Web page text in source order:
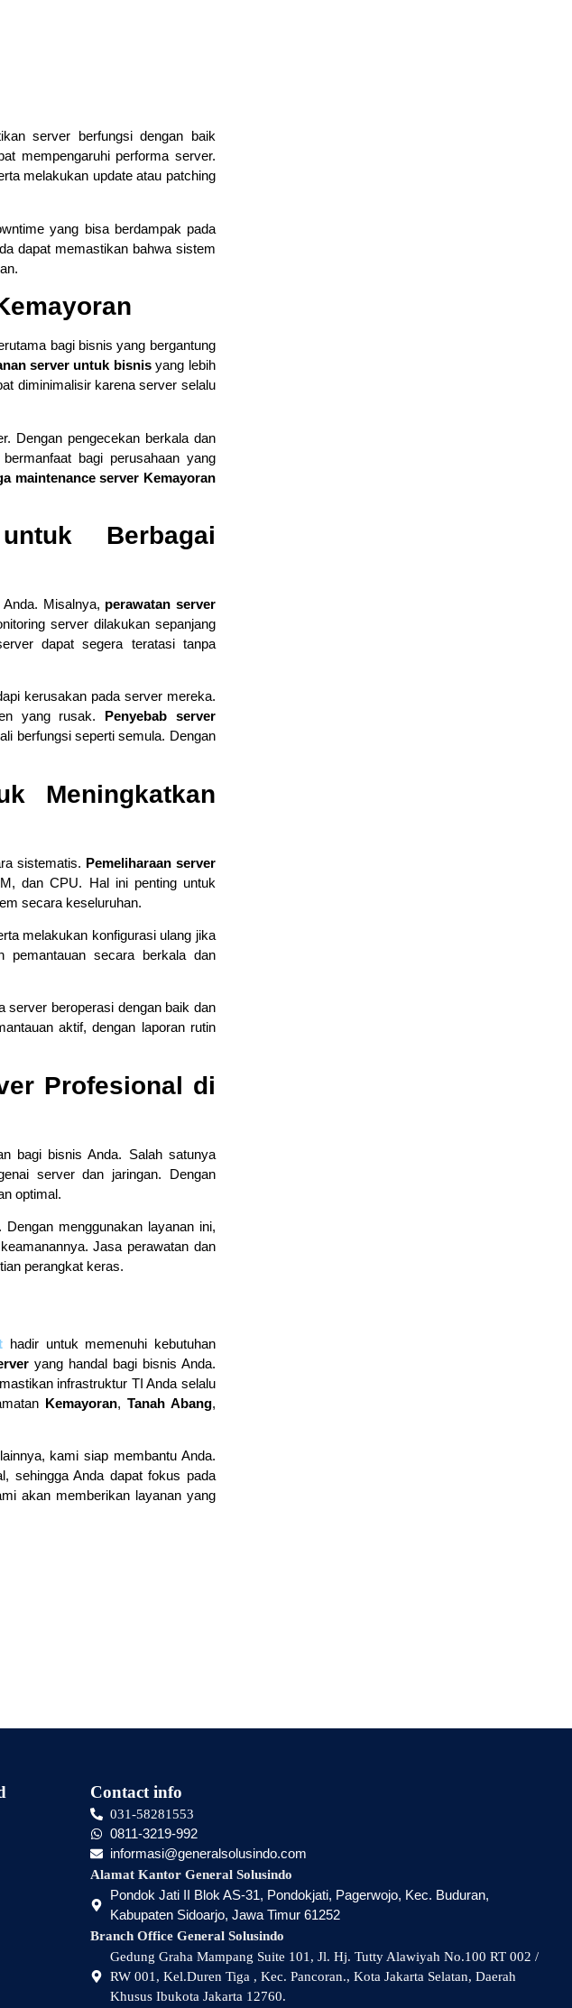
server berfungsi dengan baik
mempengaruhi performa server.
melakukan update atau patching
yang bisa berdampak pada
dapat memastikan bahwa sistem
bagi bisnis yang bergantung
server untuk bisnisyang lebih
diminimalisir karena server selalu
Dengan pengecekan berkala dan
bagi perusahaan yang
maintenance server Kemayoran
Berbagai
Misalnya, perawatan server
server dilakukan sepanjang
dapat segera teratasi tanpa
kerusakan pada server mereka.
yang rusak. Penyebab server
berfungsi seperti semula. Dengan
Meningkatkan
sistematis. Pemeliharaan server
dan CPU. Hal ini penting untuk
secara keseluruhan.
melakukan konfigurasi ulang jika
pemantauan secara berkala dan
server beroperasi dengan baik dan
aktif, dengan laporan rutin
Profesional di
bagi bisnis Anda. Salah satunya
server dan jaringan. Dengan
optimal.
menggunakan layanan ini,
Jasa perawatan dan
perangkat keras.
hadir untuk memenuhi kebutuhan
yang handal bagi bisnis Anda.
infrastruktur TI Anda selalu
Kemayoran,Tanah Abang,
kami siap membantu Anda.
sehingga Anda dapat fokus pada
akan memberikan layanan yang
Contact info
031-58281553
0811-3219-992
informasi@generalsolusindo.com
Alamat Kantor General Solusindo
Pondok Jati II Blok AS-31, Pondokjati, Pagerwojo, Kec. Buduran,
Kabupaten Sidoarjo, Jawa Timur 61252
Branch Office General Solusindo
Gedung Graha Mampang Suite 101, Jl. Hj. Tutty Alawiyah No.100 RT 002 /
RW 001, Kel.Duren Tiga , Kec. Pancoran., Kota Jakarta Selatan, Daerah
Khusus Ibukota Jakarta 12760.